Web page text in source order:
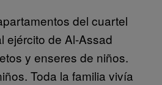
del cuartel
ejército de Al-Assad
y enseres de niños.
Toda la familia vivía